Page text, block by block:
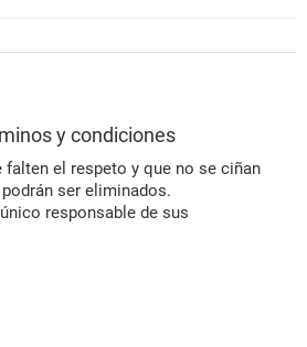
y condiciones
el respeto y que no se ciñan
ser eliminados.
responsable de sus